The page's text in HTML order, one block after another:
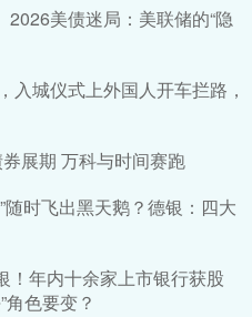
美债迷局：美联储的“隐
入城仪式上外国人开车拦路，
展期 万科与时间赛跑
时飞出黑天鹅？德银：四大
！年内十余家上市银行获股
色要变？